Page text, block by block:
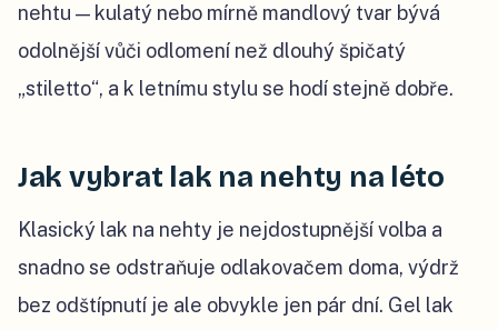
nehtu — kulatý nebo mírně mandlový tvar bývá
odolnější vůči odlomení než dlouhý špičatý
„stiletto“, a k letnímu stylu se hodí stejně dobře.
Jak vybrat lak na nehty na léto
Klasický lak na nehty je nejdostupnější volba a
snadno se odstraňuje odlakovačem doma, výdrž
bez odštípnutí je ale obvykle jen pár dní. Gel lak